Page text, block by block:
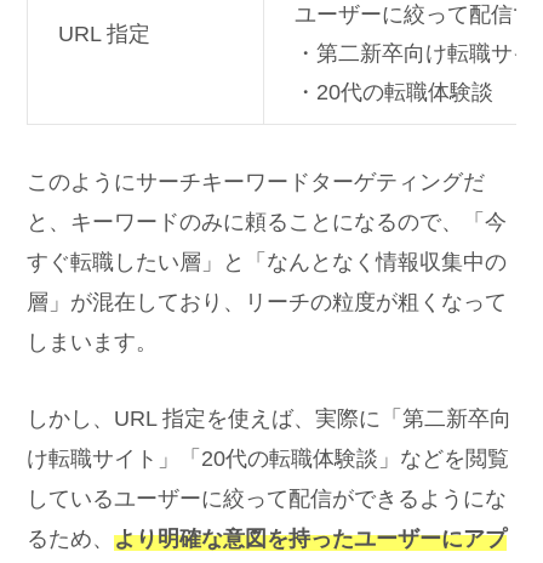
URL 指定
ユーザーに絞って配信で
・第二新卒向け転職サイ
・20代の転職体験談
このようにサーチキーワードターゲティングだ
と、キーワードのみに頼ることになるので、「今
すぐ転職したい層」と「なんとなく情報収集中の
層」が混在しており、リーチの粒度が粗くなって
しまいます。
しかし、URL 指定を使えば、実際に「第二新卒向
け転職サイト」「20代の転職体験談」などを閲覧
しているユーザーに絞って配信ができるようにな
るため、より明確な意図を持ったユーザーにアプ